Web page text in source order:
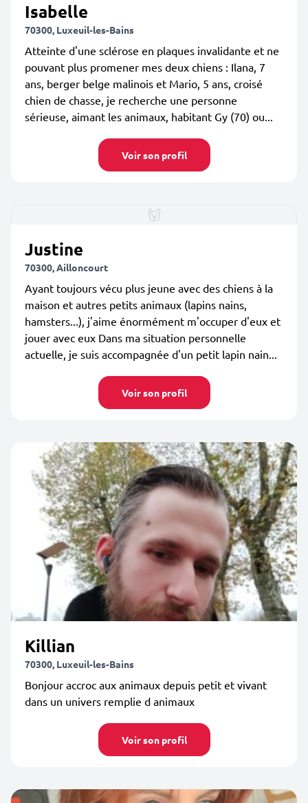
Isabelle
70300, Luxeuil-les-Bains
Atteinte d'une sclérose en plaques invalidante et ne
pouvant plus promener mes deux chiens : Ilana, 7
ans, berger belge malinois et Mario, 5 ans, croisé
chien de chasse, je recherche une personne
sérieuse, aimant les animaux, habitant Gy (70) ou...
Voir son profil
Justine
70300, Ailloncourt
Ayant toujours vécu plus jeune avec des chiens à la
maison et autres petits animaux (lapins nains,
hamsters...), j'aime énormément m'occuper d'eux et
jouer avec eux Dans ma situation personnelle
actuelle, je suis accompagnée d'un petit lapin nain...
Voir son profil
Killian
70300, Luxeuil-les-Bains
Bonjour accroc aux animaux depuis petit et vivant
dans un univers remplie d animaux
Voir son profil